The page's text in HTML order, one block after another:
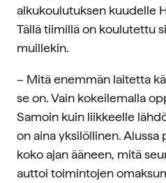
alkukoulutuksen kuudelle
Tällä tiimillä on koulutettu
muillekin.
– Mitä enemmän laitetta
se on. Vain kokeilemalla
Samoin kuin liikkeelle
on aina yksilöllinen.
koko ajan ääneen, mitä
auttoi toimintojen